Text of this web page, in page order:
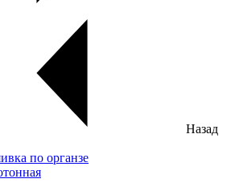
Назад
по органзе